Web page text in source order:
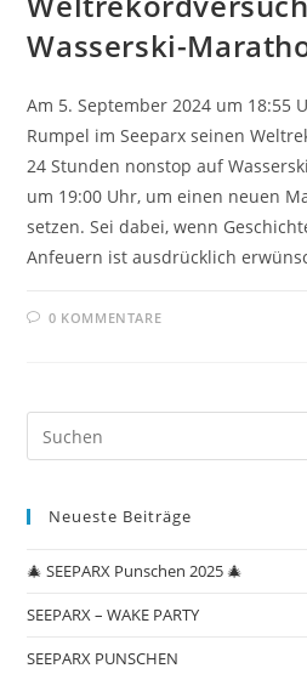
Wasserski-
Am 5. September 2024 um 18:55
Rumpel im Seeparx seinen
24 Stunden nonstop auf
um 19:00 Uhr, um einen neuen
setzen. Sei dabei, wenn
Anfeuern ist ausdrücklich
0 KOMMENTARE
Neueste Beiträge
🎄 SEEPARX Punschen 2025 🎄
SEEPARX – WAKE PARTY
SEEPARX PUNSCHEN